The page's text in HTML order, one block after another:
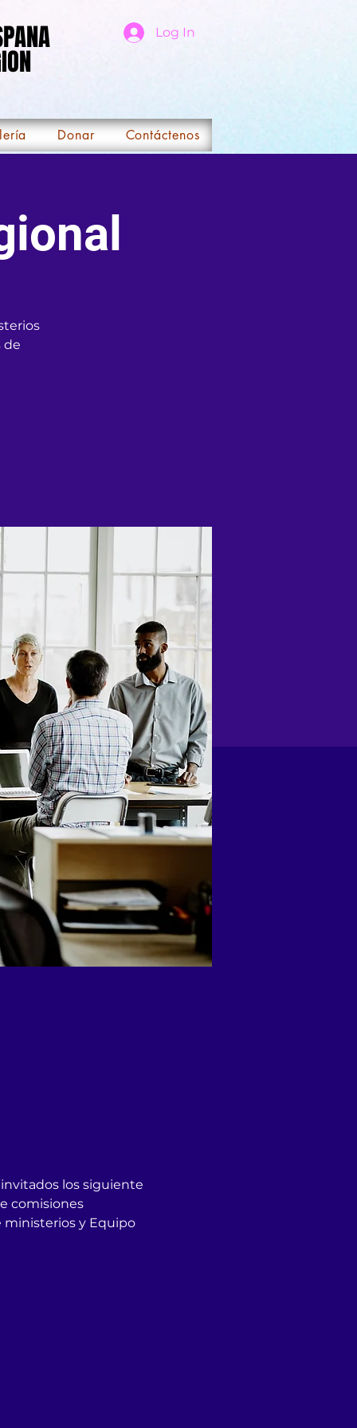
Log In
Donar Contáctenos
de
los siguiente
comisiones
ministerios y Equipo